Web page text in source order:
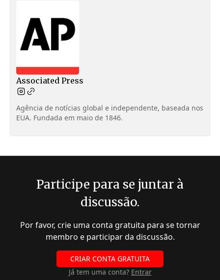
Associated Press
Agência de notícias global e independente, baseada nos
EUA. Fundada em maio de 1846.
Participe para se juntar à
discussão.
Por favor, crie uma conta gratuita para se tornar
membro e participar da discussão.
CRIAR CONTA GRATUITA
Já tem uma conta? Entrar